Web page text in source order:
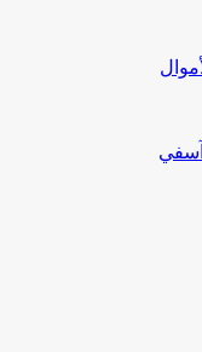
آسفي